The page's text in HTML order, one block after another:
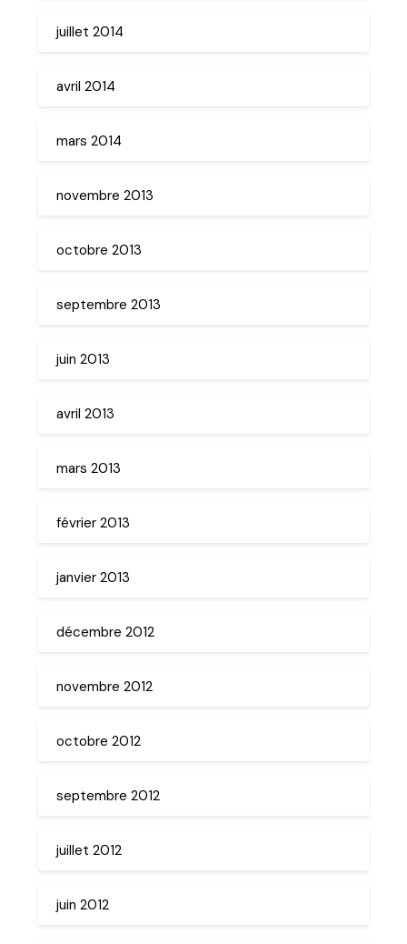
juillet 2014
avril 2014
mars 2014
novembre 2013
octobre 2013
septembre 2013
juin 2013
avril 2013
mars 2013
février 2013
janvier 2013
décembre 2012
novembre 2012
octobre 2012
septembre 2012
juillet 2012
juin 2012